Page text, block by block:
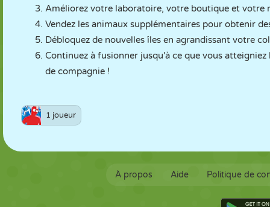
Améliorez votre laboratoire, votre boutique et votre
Vendez les animaux supplémentaires pour obtenir
Débloquez de nouvelles îles en agrandissant votre
Continuez à fusionner jusqu'à ce que vous
de compagnie !
1 joueur
À propos Aide Politique de